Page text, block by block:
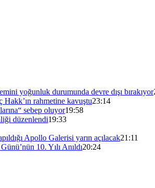
yoğunluk durumunda devre dışı bırakıyor
rahmetine kavuştu23:14
sebep oluyor19:58
düzenlendi19:33
Apollo Galerisi yarın açılacak21:11
10. Yılı Anıldı20:24